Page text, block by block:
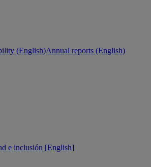
(English)Annual reports (English)
e inclusión [English]